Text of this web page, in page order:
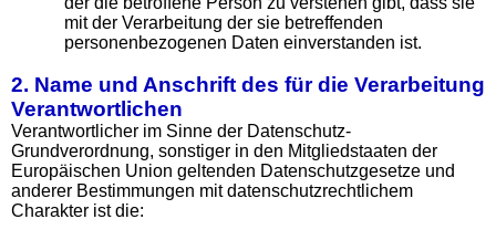
mit der Verarbeitung der sie betreffenden
personenbezogenen Daten einverstanden ist.
2. Name und Anschrift des für die Verarbeitung
Verantwortlichen
Verantwortlicher im Sinne der Datenschutz-
Grundverordnung, sonstiger in den Mitgliedstaaten der
Europäischen Union geltenden Datenschutzgesetze und
anderer Bestimmungen mit datenschutzrechtlichem
Charakter ist die: